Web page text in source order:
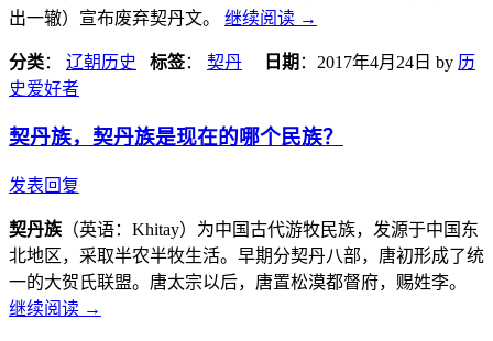
出一辙）宣布废弃契丹文。 继续阅读 →
分类： 辽朝历史 标签： 契丹 日期 ： 2017年4月24日 by 历
史爱好者
契丹族，契丹族是现在的哪个民族？
发表回复
契丹族 （英语：Khitay）为中国古代游牧民族，发源于中国东
北地区，采取半农半牧生活。早期分契丹八部，唐初形成了统
一的大贺氏联盟。唐太宗以后，唐置松漠都督府，赐姓李。
继续阅读 →